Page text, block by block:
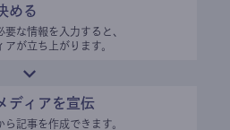
める
な情報を入力すると、
が立ち上がります。
ディアを宣伝
記事を作成できます。